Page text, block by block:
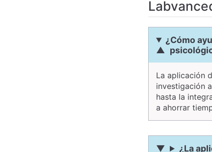
¿Cómo
La aplicación
investigación
hasta la
a ahorrar
¿La